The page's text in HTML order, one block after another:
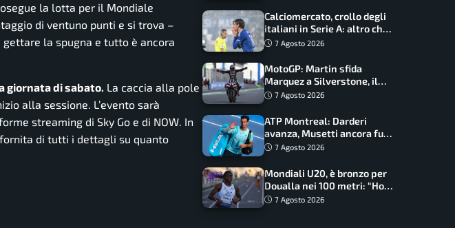
la lotta per il Mondiale
di ventuno punti e si trova –
la spugna e tutto è ancora
giornata di sabato. La caccia alla pole
alla sessione. L’evento sarà
streaming di Sky Go e di NOW. In
di tutti i dettagli su quanto
Calciomercato, crollo degli
italiani in Serie A: altro che
svolta dopo il Mondiale
7 Agosto 2026
MotoGP: Martin sfida
Marquez a Silverstone, il
programma e gli orari
7 Agosto 2026
ATP Montreal: Darderi
avanza, Musetti ancora fuori
con Jodar
7 Agosto 2026
Mondiali U20, è bronzo per
Doualla nei 100 metri: “Ho
scacciato l’ansia”
7 Agosto 2026